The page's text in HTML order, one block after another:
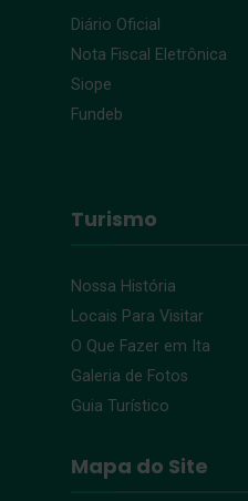
Diário Oficial
Nota Fiscal Eletrônica
Siope
Fundeb
Turismo
Nossa História
Locais Para Visitar
O Que Fazer em Ita
Galeria de Fotos
Guia Turístico
Mapa do Site